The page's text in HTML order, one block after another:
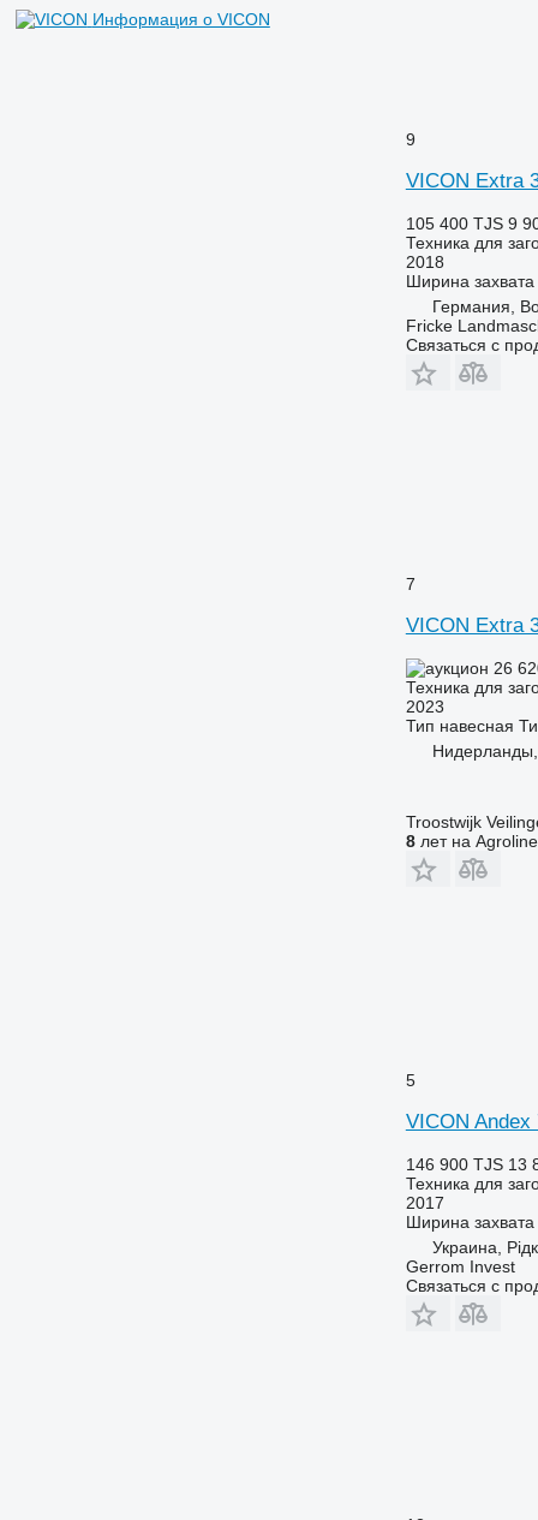
Информация о VICON
9
VICON Extra
105 400 TJS 9
Техника для
2018
Ширина захвата
Германия,
Fricke
Связаться с
7
VICON Extra
26
Техника для
2023
Тип навесная
Troostwijk
8лет на Agroline
5
VICON Andex
146 900 TJS 13
Техника для
2017
Ширина захвата
Украина,
Gerrom Invest
Связаться с